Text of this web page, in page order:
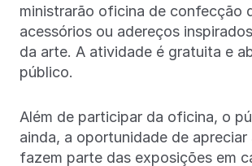
ministrarão oficina de confecção
acessórios ou adereços
da arte. A atividade é gratuita e
público.
Além de participar da oficina, o
ainda, a oportunidade de apreciar
fazem parte das exposições em